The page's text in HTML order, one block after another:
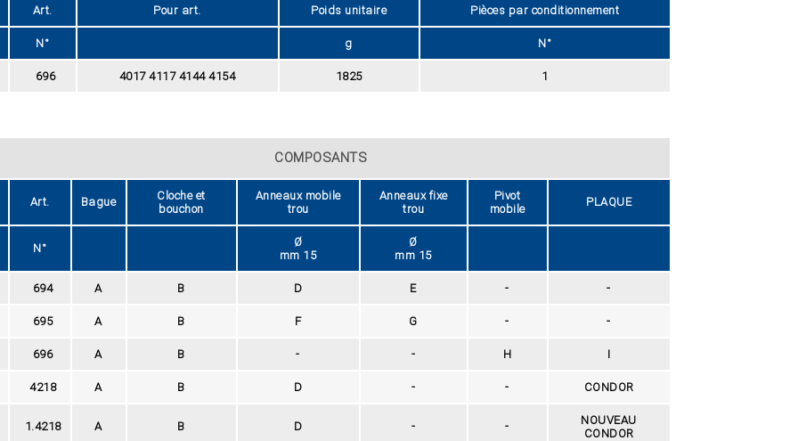
Art. Pour art. Poids unitaire Pièces par conditionnement
N° g N°
696 4017 4117 4144 4154 1825 1
COMPOSANTS
Art. Bague
Cloche et
bouchon
Anneaux mobile
trou
Anneaux fixe
trou
Pivot
mobile
PLAQUE
N°
Ø
mm 15
Ø
mm 15
694 A B D E - -
695 A B F G - -
696 A B - - H I
4218 A B D - - CONDOR
1.4218 A B D - -
NOUVEAU
CONDOR